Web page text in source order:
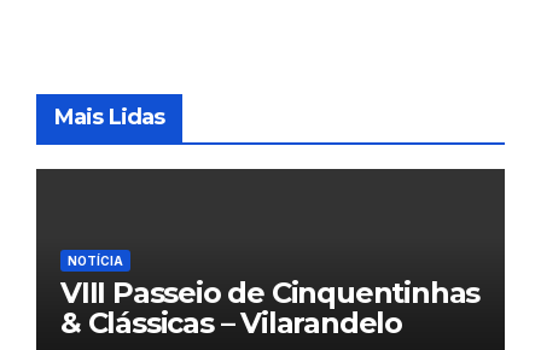
Mais Lidas
NOTÍCIA
VIII Passeio de Cinquentinhas
& Clássicas – Vilarandelo